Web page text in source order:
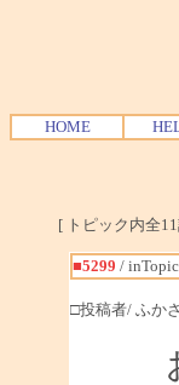
HOME
[ トピック内全
■5299 /
□投稿者/ ふか